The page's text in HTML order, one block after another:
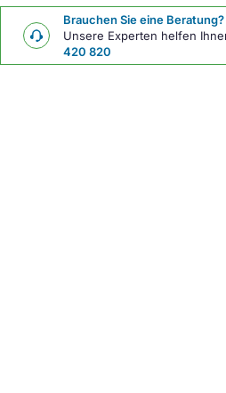
Brauchen Sie eine Beratung?
Unsere Experten helfen
420 820